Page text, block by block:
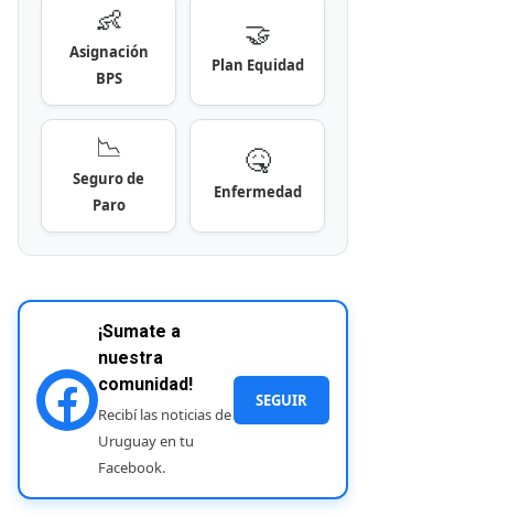
👶
Asignación
BPS
🤝
Plan Equidad
📉
Seguro de
Paro
🤒
Enfermedad
¡Sumate a
nuestra
comunidad!
Recibí las noticias de
Uruguay en tu
Facebook.
SEGUIR